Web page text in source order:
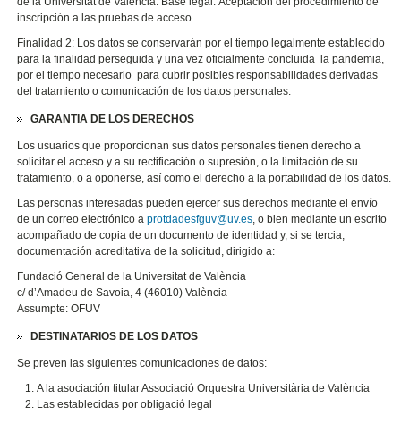
inscripción a las pruebas de acceso.
Finalidad 2: Los datos se conservarán por el tiempo legalmente establecido
para la finalidad perseguida y una vez oficialmente concluida la pandemia,
por el tiempo necesario para cubrir posibles responsabilidades derivadas
del tratamiento o comunicación de los datos personales.
GARANTIA DE LOS DERECHOS
Los usuarios que proporcionan sus datos personales tienen derecho a
solicitar el acceso y a su rectificación o supresión, o la limitación de su
tratamiento, o a oponerse, así como el derecho a la portabilidad de los datos.
Las personas interesadas pueden ejercer sus derechos mediante el envío
de un correo electrónico aprotdadesfguv@uv.es, o bien mediante un escrito
acompañado de copia de un documento de identidad y, si se tercia,
documentación acreditativa de la solicitud, dirigido a:
Fundació General de la Universitat de València
c/ d’Amadeu de Savoia, 4 (46010) València
Assumpte: OFUV
DESTINATARIOS DE LOS DATOS
Se preven las siguientes comunicaciones de datos:
A la asociación titular Associació Orquestra Universitària de València
Las establecidas por obligació legal